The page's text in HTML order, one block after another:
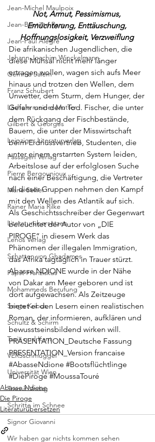
Jean-Michel Maulpoix
Jean-Baptiste Para
Jean-Paul Alègre
Johann Joachim Winckelmann
Gemma Salem
Franz Schubert
Lächeln meiner Mutter
Gilbert & Georges
Leipziger Literaturverlag
Passagen Verlag
Pierre Bergounioux
Marie Sellier
Rainer Maria Rilke
Literaturübersetzen
Lenos Verlag
Schatten von Ghadames
Papst Franziskus
Mohammeds Berufung
Serge Kribus
Schultz & Schirm
Turia und Kant
VERSschmuggel
Universität Wien
Transit Verlag
Schritte im Schnee
Signor Giovanni
Wir haben gar nichts kommen sehen
Not, Armut, Pessimismus,
Ernüchterung, Enttäuschung,
Hoffnungslosigkeit, Verzweiflung
Die afrikanischen Jugendlichen, die
diese Mühsal nicht mehr länger
ertragen wollen, wagen sich aufs Meer
hinaus und trotzen den Wellen, dem
Unwetter, dem Sturm, dem Hunger, der
Gefahr und dem Tod. Fischer, die unter
dem Rückgang der Fischbestände,
Bauern, die unter der Misswirtschaft
beim Erdnussvertrieb, Studenten, die
unter einem erstarrten System leiden,
Arbeitslose auf der erfolglosen Suche
nach einer Beschäftigung, die Vertreter
all dieser Gruppen nehmen den Kampf
mit den Wellen des Atlantik auf sich.
Als Geschichtsschreiber der Gegenwart
beleuchtet der Autor von „DIE
PIROGE“ in diesem Werk das
Phänomen der illegalen Immigration,
das Afrika tagtäglich in Trauer stürzt.
Abasse NDIONE wurde in der Nähe
von Dakar am Meer geboren und ist
dort aufgewachsen. Als Zeitzeuge
bietet er den Lesern einen realistischen
Roman, der informieren, aufklären und
bewusstseinsbildend wirken will.
PRÄSENTATION_Deutsche Fassung
PRESENTATION_Version francaise
#AbasseNdione #Bootsflüchtlinge
#DiePiroge #MoussaTouré
Abasse Ndione
Die Piroge
Literaturübersetzen